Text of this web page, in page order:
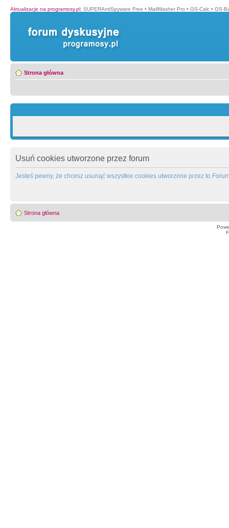
Aktualizacje na programosy.pl: SUPERAntiSpyware Free • MailWasher Pro • GS-Calc • GS-
Strona główna
Usuń cookies utworzone przez forum
Jesteś pewny, że chcesz usunąć wszystkie cookies utworzone przez to
Strona główna